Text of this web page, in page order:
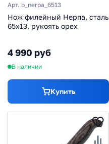
Арт. b_nerpa_6513
Нож филейный Нерпа, сталь
65х13, рукоять орех
4 990 руб
В наличии
Купить